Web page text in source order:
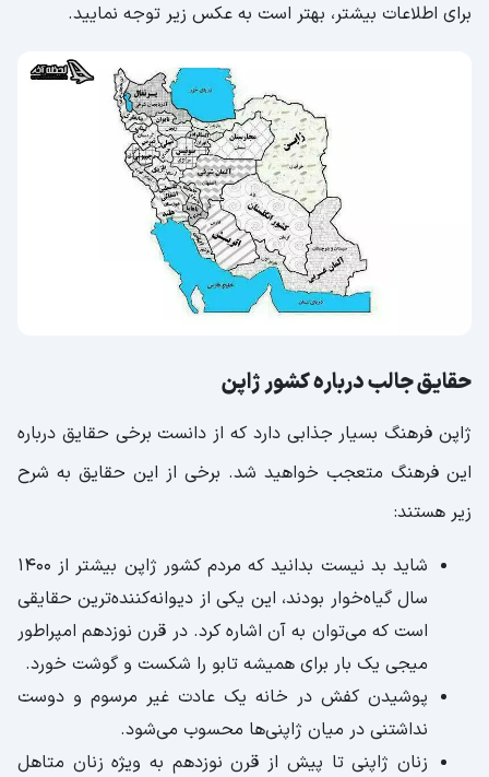
برای اطلاعات بیشتر، بهتر است به عکس زیر توجه نمایید.
حقایق جالب درباره کشور ژاپن
ژاپن فرهنگ بسیار جذابی دارد که از دانست برخی حقایق درباره
این فرهنگ متعجب خواهید شد. برخی از این حقایق به شرح
زیر هستند:
شاید بد نیست بدانید که مردم کشور ژاپن بیشتر از 1400
سال گیاه‌خوار بودند، این یکی از دیوانه‌کننده‌ترین حقایقی
است که می‌توان به آن اشاره کرد. در قرن نوزدهم امپراطور
میجی یک بار برای همیشه تابو را شکست و گوشت خورد.
پوشیدن کفش در خانه یک عادت غیر مرسوم و دوست
نداشتنی در میان ژاپنی‌ها محسوب می‌شود.
زنان ژاپنی تا پیش از قرن نوزدهم به ویژه زنان متاهل